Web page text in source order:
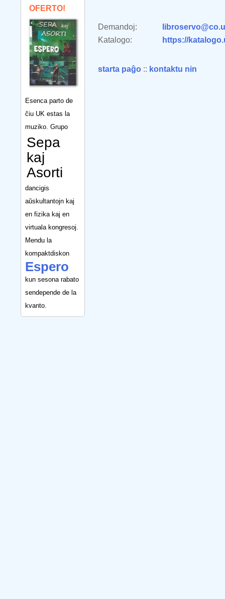
OFERTO!
Esenca parto de
ĉiu UK estas la
muziko. Grupo
Sepa
kaj
Asorti
dancigis
aŭskultantojn kaj
en fizika kaj en
virtuala kongresoj.
Mendu la
kompaktdiskon
Espero
kun sesona rabato
sendepende de la
kvanto.
Demandoj:
Katalogo:
https://
starta paĝo :: kontaktu nin